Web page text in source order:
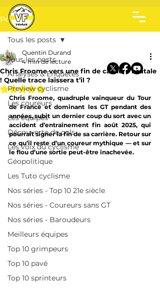
Post
Tous les posts
Analyses & Enquêtes
Preview cyclisme
Les coureurs
Les équipes
Découverte de cols
Les voix du cyclisme
Géopolitique
Les Tuto cyclisme
Nos séries - Top 10 21e siècle
Nos séries - Coureurs sans GT
Nos séries - Baroudeurs
Meilleurs équipes
Top 10 grimpeurs
Top 10 pavé
Top 10 sprinteurs
Tous les posts
Chris Froome vers une fin de carrière brutale
! Quelle trace laissera t’il ?
Quentin Durand
4 min de lecture
Noté NaN étoiles sur 5.
Chris Froome, quadruple vainqueur du Tour
de France et dominant les GT pendant des
années, subit un dernier coup du sort avec un
accident d’entraînement fin août 2025, qui
pourrait signer la fin de sa carrière. Retour sur
ce qu’il reste d’un coureur mythique — et sur
le flou d’une sortie peut-être inachevée.